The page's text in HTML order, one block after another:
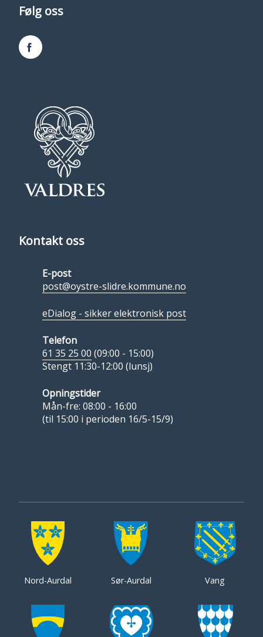
Følg oss
Facebook
Kontakt oss
E-post
post@oystre-slidre.kommune.no
eDialog - sikker elektronisk post
Telefon
61 35 25 00 (09:00 - 15:00)
Stengt 11:30-12:00 (lunsj)
Opningstider
Mån-fre: 08:00 - 16:00
(til 15:00 i perioden 16/5-15/9)
Nord-Aurdal Sør-Aurdal Vang